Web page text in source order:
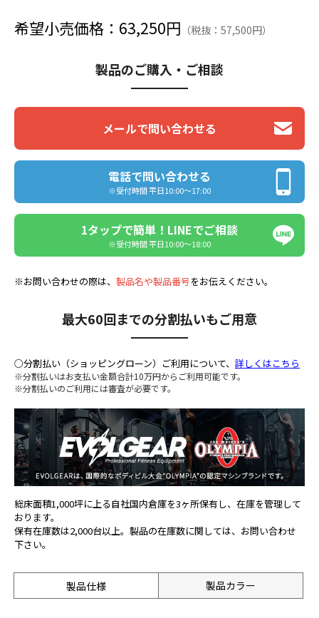
希望小売価格：63,250円 （税抜：57,500円）
製品のご購入・ご相談
メールで問い合わせる
電話で問い合わせる
※受付時間 平日10:00〜17:00
1タップで簡単！LINEでご相談
※受付時間 平日10:00〜18:00
※お問い合わせの際は、 製品名や製品番号をお伝えください。
最大60回までの分割払いもご用意
○分割払い（ショッピングローン）ご利用について、 詳しくはこちら
※分割払いはお支払い金額合計10万円からご利用可能です。
※分割払いのご利用には審査が必要です。
総床面積1,000坪に上る自社国内倉庫を3ヶ所保有し、在庫を管理して
おります。
保有在庫数は2,000台以上。製品の在庫数に関しては、お問い合わせ
下さい。
製品仕様 製品カラー